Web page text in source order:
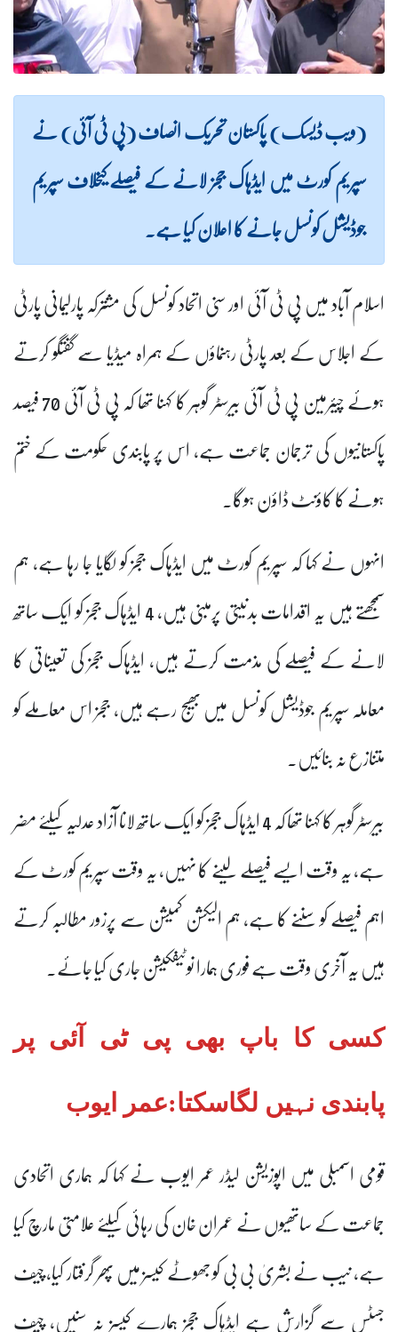
(ویب ڈیسک) پاکستان تحریک انصاف (پی ٹی آئی) نے
سپریم کورٹ میں ایڈہاک ججز لانے کے فیصلے کیخلاف سپریم
جوڈیشل کونسل جانے کا اعلان کیا ہے۔
اسلام آباد میں پی ٹی آئی اور سنی اتحاد کونسل کی مشترکہ پارلیمانی پارٹی
کے اجلاس کے بعد پارٹی رہنماؤں کے ہمراہ میڈیا سے گفتگو کرتے
ہوئے چیئرمین پی ٹی آئی بیرسٹر گوہر کا کہنا تھا کہ پی ٹی آئی 70 فیصد
پاکستانیوں کی ترجمان جماعت ہے، اس پر پابندی حکومت کے ختم
ہونے کا کاؤنٹ ڈاؤن ہوگا۔
انہوں نے کہا کہ سپریم کورٹ میں ایڈہاک ججز کو لگایا جا رہا ہے، ہم
سمجھتے ہیں یہ اقدامات بدنیتی پرمبنی ہیں، 4 ایڈہاک ججز کو ایک ساتھ
لانے کے فیصلے کی مذمت کرتے ہیں، ایڈہاک ججز کی تعیناتی کا
معاملہ سپریم جوڈیشل کونسل میں بھیج رہے ہیں، ججز اس معاملے کو
متنازع نہ بنائیں۔
بیرسٹر گوہر کا کہنا تھا کہ 4 ایڈہاک ججز کو ایک ساتھ لانا آزاد عدلیہ کیلئے مضر
ہے، یہ وقت ایسے فیصلے لینے کا نہیں، یہ وقت سپریم کورٹ کے
اہم فیصلے کو سننے کا ہے، ہم الیکشن کمیشن سے پرزور مطالبہ کرتے
ہیں یہ آخری وقت ہے فوری ہمارا نوٹیفکیشن جاری کیا جائے۔
کسی کا باپ بھی پی ٹی آئی پر
پابندی نہیں لگاسکتا:عمر ایوب
قومی اسمبلی میں اپوزیشن لیڈر عمر ایوب نے کہا کہ ہماری اتحادی
جماعت کے ساتھیوں نے عمران خان کی رہائی کیلئے علامتی مارچ کیا
ہے، نیب نے بشریٰ بی بی کو جھوٹے کیسز میں پھر گرفتار کیا، چیف
جسٹس سے گزارش ہے ایڈہاک ججز ہمارے کیسز نہ سنیں، چیف